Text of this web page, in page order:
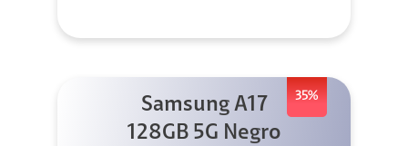
35%
Samsung A17
128GB 5G Negro